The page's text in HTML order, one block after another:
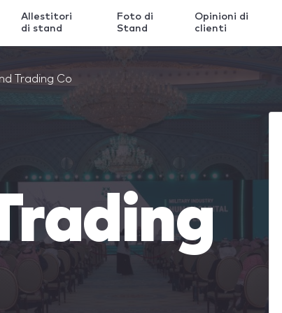
Allestitori
di stand
Foto di
Stand
Opinioni di
clienti
Trading Co